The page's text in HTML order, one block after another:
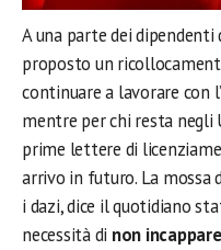
A una parte dei dipendenti
proposto un
continuare a lavorare con
mentre per chi resta negli
prime lettere di
arrivo in futuro. La mossa
i dazi, dice il quotidiano
necessità di non